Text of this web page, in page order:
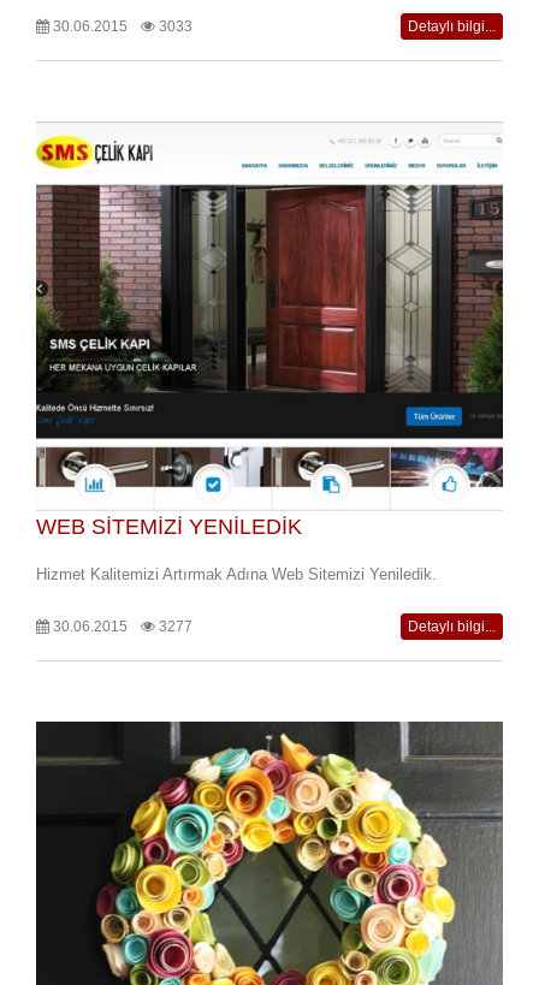
30.06.2015 3033 Detaylı bilgi...
WEB SİTEMİZİ YENİLEDİK
Hizmet Kalitemizi Artırmak Adına Web Sitemizi Yeniledik.
30.06.2015 3277 Detaylı bilgi...